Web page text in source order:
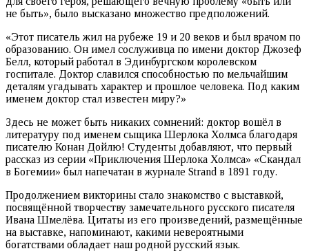
не быть», было высказано множество предположений.
«Этот писатель жил на рубеже 19 и 20 веков и был врачом по
образованию. Он имел сослуживца по имени доктор Джозеф
Белл, который работал в Эдинбургском королевском
госпитале. Доктор славился способностью по мельчайшим
деталям угадывать характер и прошлое человека. Под каким
именем доктор стал известен миру?»
Здесь не может быть никаких сомнений: доктор вошёл в
литературу под именем сыщика Шерлока Холмса благодаря
писателю Конан Дойлю! Студенты добавляют, что первый
рассказ из серии «Приключения Шерлока Холмса» «Скандал
в Богемии» был напечатан в журнале Strand в 1891 году.
Продолжением викторины стало знакомство с выставкой,
посвящённой творчеству замечательного русского писателя
Ивана Шмелёва. Цитаты из его произведений, размещённые
на выставке, напоминают, какими невероятными
богатствами обладает наш родной русский язык.